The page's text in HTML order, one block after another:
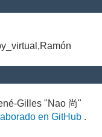
Gilles "Nao 尚"
en GitHub .